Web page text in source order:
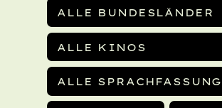
ALLE BUNDESLÄNDER
ALLE KINOS
ALLE